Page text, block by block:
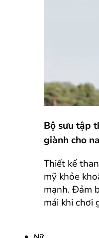
Bộ sưu tập
giành cho
Thiết kế
mỹ khỏe
mạnh. Đảm
mái khi chơi